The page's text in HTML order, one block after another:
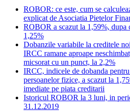
ROBOR: ce este, cum se
explicat de Asociatia Pietelor
ROBOR a scazut la 1,59%, dupa
1,25%
Dobanzile variabile la creditele
IRCC ramane aproape
micsorat cu un punct, la 2,2%
IRCC, indicele de dobanda
persoanelor fizice, a scazut la
imediate pe piata creditarii
Istoricul ROBOR la 3 luni, in
31.12.2019